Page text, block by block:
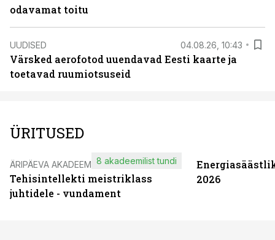
odavamat toitu
UUDISED 04.08.26, 10:43
Värsked aerofotod uuendavad Eesti kaarte ja
toetavad ruumiotsuseid
ÜRITUSED
ÄRIPÄEVA AKADEEMIA
Tehisintellekti meistriklass
juhtidele - vundament
8 akadeemilist tundi
2026